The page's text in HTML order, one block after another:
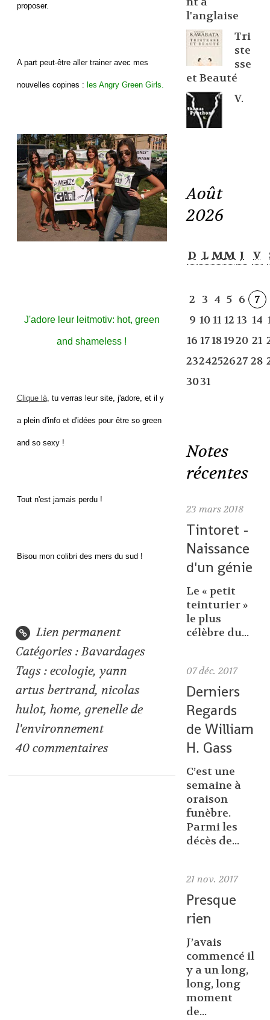
proposer.
A part peut-être aller trainer avec mes
nouvelles copines : les Angry Green Girls.
J'adore leur leitmotiv: hot, green
and shameless !
Clique là, tu verras leur site, j'adore, et il y
a plein d'info et d'idées pour être so green
and so sexy !
Tout n'est jamais perdu !
Bisou mon colibri des mers du sud !
Lien permanent
Catégories :Bavardages
Tags :ecologie,yann
artus bertrand, nicolas
hulot,home,grenelle de
l'environnement
40 commentaires
l'anglaise
Tri
ste
sse
et Beauté
V.
Août
2026
D L MM J V
2 3 4 5 6 7
9 1011 12 13 14
16 17181920 21
2324252627 28
3031
Notes
récentes
23 mars 2018
Tintoret -
Naissance
d'un génie
Le « petit
teinturier »
le plus
célèbre du...
07 déc. 2017
Derniers
Regards
de William
H. Gass
C’est une
semaine à
oraison
funèbre.
Parmi les
décès de...
21 nov. 2017
Presque
rien
J’avais
commencé il
y a un long,
long, long
moment
de...